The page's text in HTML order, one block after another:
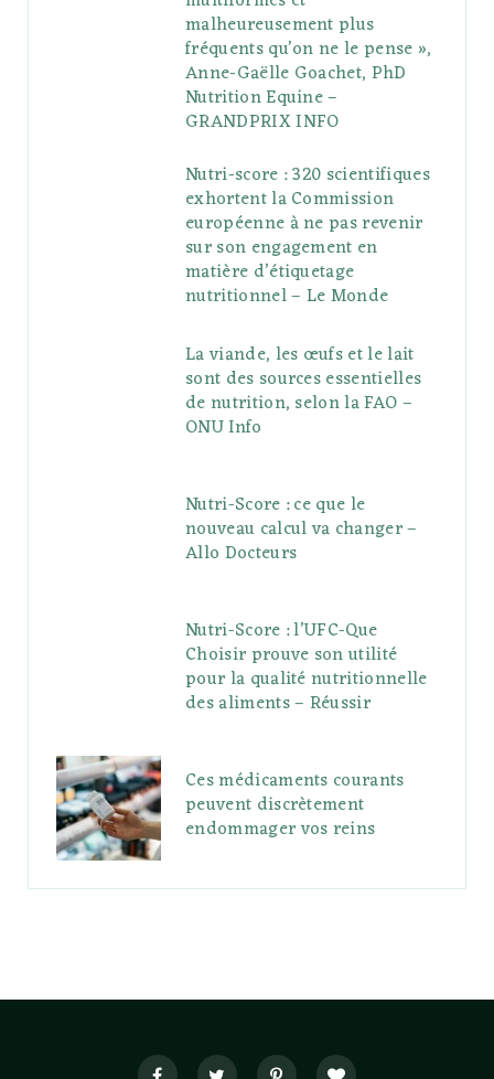
malheureusement plus
fréquents qu’on ne le pense »,
Anne-Gaëlle Goachet, PhD
Nutrition Equine –
GRANDPRIX INFO
Nutri-score : 320 scientifiques
exhortent la Commission
européenne à ne pas revenir
sur son engagement en
matière d’étiquetage
nutritionnel – Le Monde
La viande, les œufs et le lait
sont des sources essentielles
de nutrition, selon la FAO –
ONU Info
Nutri-Score : ce que le
nouveau calcul va changer –
Allo Docteurs
Nutri-Score : l’UFC-Que
Choisir prouve son utilité
pour la qualité nutritionnelle
des aliments – Réussir
Ces médicaments courants
peuvent discrètement
endommager vos reins